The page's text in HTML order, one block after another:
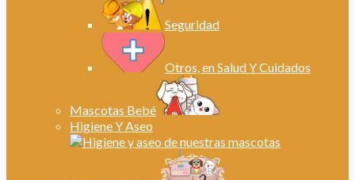
Seguridad
Otros, en Salud Y Cuidados
Mascotas Bebé
Higiene Y Aseo